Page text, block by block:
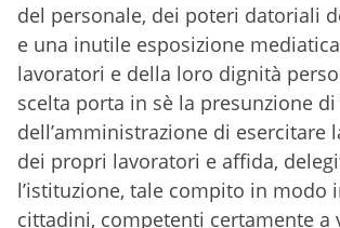
del personale, dei poteri datoriali
e una inutile esposizione
lavoratori e della loro dignità
scelta porta in sè la presunzione
dell’amministrazione di esercitare
dei propri lavoratori e affida,
l’istituzione, tale compito in modo
cittadini, competenti certamente a